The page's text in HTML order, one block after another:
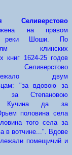
Селиверстово
на правом
реки Шоши. По
клинских
книг 1624-25 годов
Селиверстово
двум
"за вдовою за
за Степановою
Кучина да за
половина села
того села за
в вотчине...". Вдове
помещичий и